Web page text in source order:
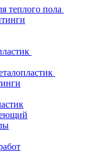
теплого пола